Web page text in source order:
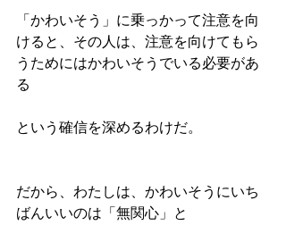
「かわいそう」に乗っかって注意を向
けると、その人は、注意を向けてもら
うためにはかわいそうでいる必要があ
る
という確信を深めるわけだ。
だから、わたしは、かわいそうにいち
ばんいいのは「無関心」と